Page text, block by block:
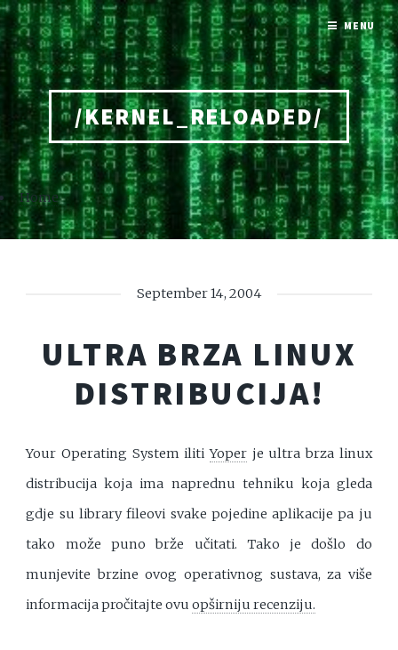
/KERNEL_RELOADED/
Home
September 14, 2004
ULTRA BRZA LINUX
DISTRIBUCIJA!
Your Operating System ilitiYoper je ultra brza linux
distribucija koja ima naprednu tehniku koja gleda
gdje su library fileovi svake pojedine aplikacije pa ju
tako može puno brže učitati. Tako je došlo do
munjevite brzine ovog operativnog sustava, za više
informacija pročitajte ovuopširniju recenziju.
MENU